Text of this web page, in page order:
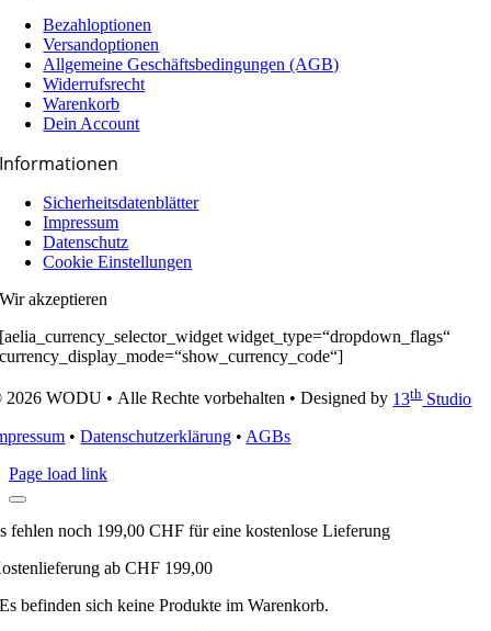
Bezahloptionen
Versandoptionen
Allgemeine Geschäfts­­­bedingungen (AGB)
Widerrufsrecht
Warenkorb
Dein Account
Informationen
Sicherheitsdatenblätter
Impressum
Datenschutz
Cookie Einstellungen
Wir akzeptieren
[aelia_currency_selector_widget widget_type=“dropdown_flags“
currency_display_mode=“show_currency_code“]
WODU • Alle Rechte vorbehalten • Designed by 13thStudio
•Datenschutzerklärung • AGBs
Page load link
fehlen noch 199,00CHF für eine kostenlose Lieferung
ab CHF 199,00
Es befinden sich keine Produkte im Warenkorb.